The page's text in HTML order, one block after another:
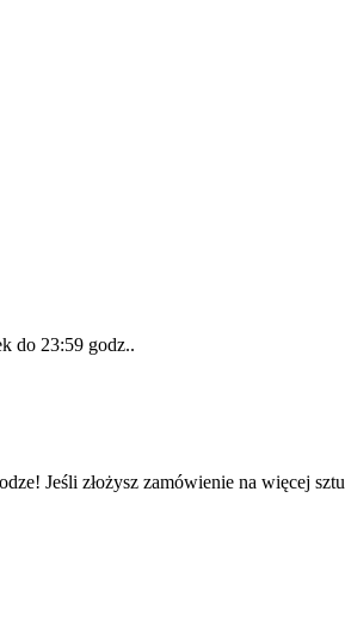
do 23:59 godz..
Jeśli złożysz zamówienie na więcej